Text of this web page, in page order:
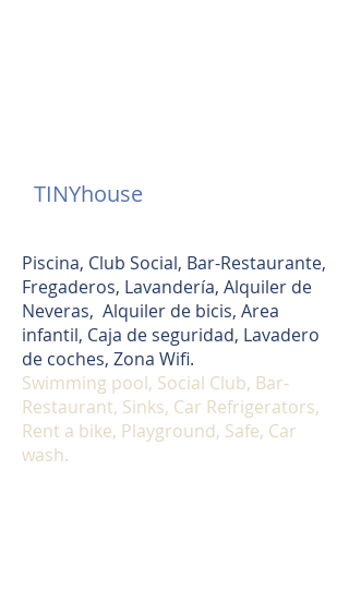
TINYhouse
Piscina, Club Social, Bar-Restaurante,
Fregaderos, Lavandería, Alquiler de
Neveras, Alquiler de bicis, Area
infantil, Caja de seguridad, Lavadero
de coches, Zona Wifi.
Swimming pool, Social Club, Bar-
Restaurant, Sinks, Car Refrigerators,
Rent a bike, Playground, Safe, Car
wash.
Parcela Camping Azahar